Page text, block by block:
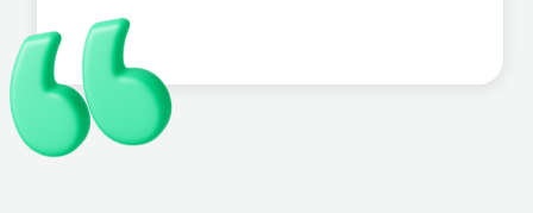
Антивирусные решения
Монтаж и настройка серверного,
сетевого оборудования
Мониторинг Zabbix